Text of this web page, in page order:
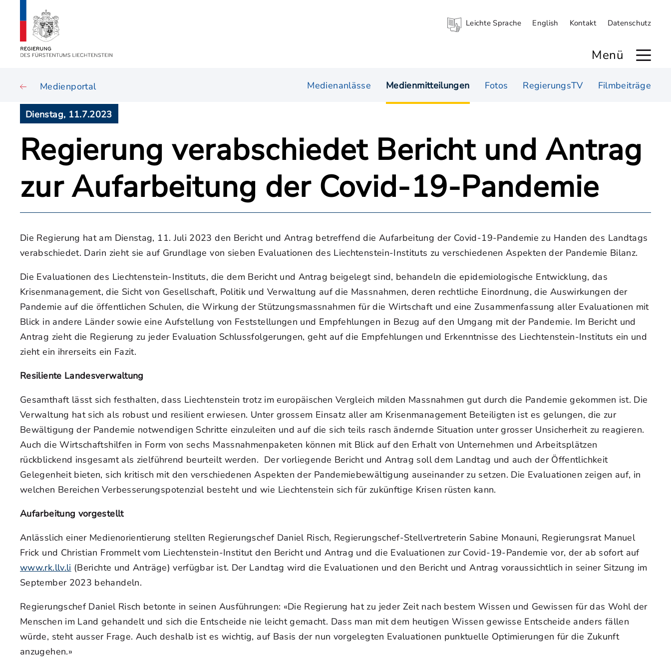
Leichte Sprache English Kontakt Datenschutz
Menü
Medienportal Medienanlässe Medienmitteilungen Fotos RegierungsTV Filmbeiträge
Dienstag, 11.7.2023
Regierung verabschiedet Bericht und Antrag
zur Aufarbeitung der Covid-19-Pandemie
Die Regierung hat am Dienstag, 11. Juli 2023 den Bericht und Antrag betreffend die Aufarbeitung der Covid-19-Pandemie zu Handen des Landtags
verabschiedet. Darin zieht sie auf Grundlage von sieben Evaluationen des Liechtenstein-Instituts zu verschiedenen Aspekten der Pandemie Bilanz.
Die Evaluationen des Liechtenstein-Instituts, die dem Bericht und Antrag beigelegt sind, behandeln die epidemiologische Entwicklung, das
Krisenmanagement, die Sicht von Gesellschaft, Politik und Verwaltung auf die Massnahmen, deren rechtliche Einordnung, die Auswirkungen der
Pandemie auf die öffentlichen Schulen, die Wirkung der Stützungsmassnahmen für die Wirtschaft und eine Zusammenfassung aller Evaluationen mit
Blick in andere Länder sowie eine Aufstellung von Feststellungen und Empfehlungen in Bezug auf den Umgang mit der Pandemie. Im Bericht und
Antrag zieht die Regierung zu jeder Evaluation Schlussfolgerungen, geht auf die Empfehlungen und Erkenntnisse des Liechtenstein-Instituts ein und
zieht ein ihrerseits ein Fazit.
Resiliente Landesverwaltung
Gesamthaft lässt sich festhalten, dass Liechtenstein trotz im europäischen Vergleich milden Massnahmen gut durch die Pandemie gekommen ist. Die
Verwaltung hat sich als robust und resilient erwiesen. Unter grossem Einsatz aller am Krisenmanagement Beteiligten ist es gelungen, die zur
Bewältigung der Pandemie notwendigen Schritte einzuleiten und auf die sich teils rasch ändernde Situation unter grosser Unsicherheit zu reagieren.
Auch die Wirtschaftshilfen in Form von sechs Massnahmenpaketen können mit Blick auf den Erhalt von Unternehmen und Arbeitsplätzen
rückblickend insgesamt als zielführend beurteilt werden. Der vorliegende Bericht und Antrag soll dem Landtag und auch der Öffentlichkeit
Gelegenheit bieten, sich kritisch mit den verschiedenen Aspekten der Pandemiebewältigung auseinander zu setzen. Die Evaluationen zeigen auf, in
welchen Bereichen Verbesserungspotenzial besteht und wie Liechtenstein sich für zukünftige Krisen rüsten kann.
Aufarbeitung vorgestellt
Anlässlich einer Medienorientierung stellten Regierungschef Daniel Risch, Regierungschef-Stellvertreterin Sabine Monauni, Regierungsrat Manuel
Frick und Christian Frommelt vom Liechtenstein-Institut den Bericht und Antrag und die Evaluationen zur Covid-19-Pandemie vor, der ab sofort auf
www.rk.llv.li (Berichte und Anträge) verfügbar ist. Der Landtag wird die Evaluationen und den Bericht und Antrag voraussichtlich in seiner Sitzung im
September 2023 behandeln.
Regierungschef Daniel Risch betonte in seinen Ausführungen: «Die Regierung hat zu jeder Zeit nach bestem Wissen und Gewissen für das Wohl der
Menschen im Land gehandelt und sich die Entscheide nie leicht gemacht. Dass man mit dem heutigen Wissen gewisse Entscheide anders fällen
würde, steht ausser Frage. Auch deshalb ist es wichtig, auf Basis der nun vorgelegten Evaluationen punktuelle Optimierungen für die Zukunft
anzugehen.»